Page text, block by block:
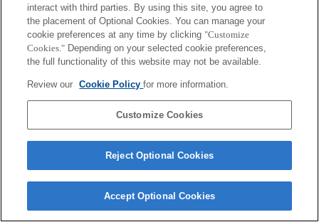
ถ้าคุณติดตั้ง [เลนส์ A-mount] โดยใช้อะแดปเตอร์เมาส์, ฟังก์ชัน assist MF จะไม่
ทำงานโดยอัตโนมัติเมื่อคุณหมุนวงแหวนปรับโฟกัส คุณสามารถขยายภาพด้วย
การเลือกฟังก์ชัน [การขยายโฟกัส] หรือ [assist MF] ให้กับปุ่มใด ๆ ใน "การตั้งค่า
ปุ่มแบบกำหนดเอง"
แม้ว่าคุณจะสามารถทำการปรับโฟกัสอัตโนมัติได้ แต่บางครั้งก็อาจโฟกัสที่วัตถุ
โดยใช้ฟังก์ชั่นนี้ได้ยากเมื่อคุณกำลังถ่ายฉากที่มืดหรือเมื่อวัตถุอยู่ที่บริเวณมุม
Copyright 2026 Sony Corporation
interact with third parties. By using this site, you agree to
the placement of Optional Cookies. You can manage your
cookie preferences at any time by clicking "Customize
Cookies." Depending on your selected cookie preferences,
the full functionality of this website may not be available.
Review our Cookie Policyfor more information.
Customize Cookies
Reject Optional Cookies
Accept Optional Cookies